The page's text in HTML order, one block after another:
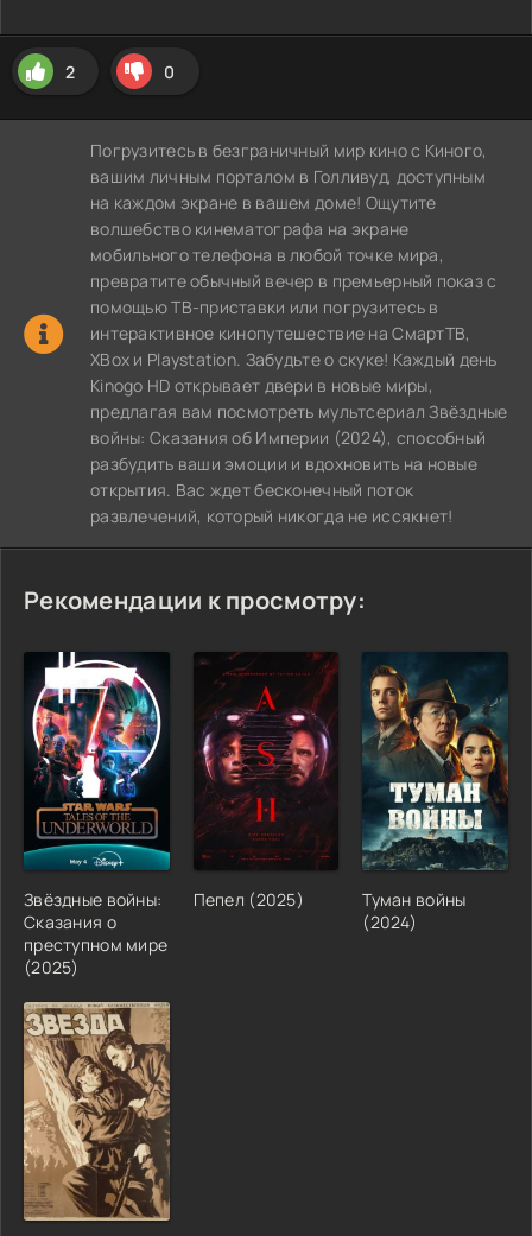
2 0
Погрузитесь в безграничный мир кино с Киного,
вашим личным порталом в Голливуд, доступным
на каждом экране в вашем доме! Ощутите
волшебство кинематографа на экране
мобильного телефона в любой точке мира,
превратите обычный вечер в премьерный показ с
помощью ТВ-приставки или погрузитесь в
интерактивное кинопутешествие на СмартТВ,
XBox и Playstation. Забудьте о скуке! Каждый день
Kinogo HD открывает двери в новые миры,
предлагая вам посмотреть мультсериал Звёздные
войны: Сказания об Империи (2024), способный
разбудить ваши эмоции и вдохновить на новые
открытия. Вас ждет бесконечный поток
развлечений, который никогда не иссякнет!
Рекомендации к просмотру:
Звёздные войны:
Сказания о
преступном мире
(2025)
Пепел (2025)
Туман войны
(2024)